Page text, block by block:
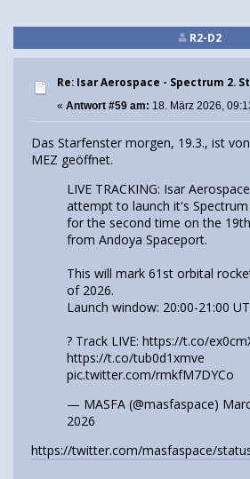
R2-D2
Re: Isar Aerospace - Spectrum 2.
« Antwort #59 am: 18. März 2026,
Das Starfenster morgen, 19.3., ist
MEZ geöffnet.
LIVE TRACKING: Isar
attempt to launch it's
for the second time on the
from Andoya Spaceport.
This will mark 61st orbital
of 2026.
Launch window: 20:00-21:00
? Track LIVE: https://t.co/
https://t.co/tub0d1xmve
pic.twitter.com/rmkfM7DYCo
— MASFA (@masfaspace)
2026
https://twitter.com/masfaspace/